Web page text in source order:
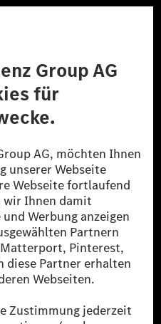
Rechte vorbehalten.
Benz Group durch
werden.
Bestandteil von MB.CHARGE
China. Sofern an der jeweiligen
Energien vorliegt,
Diese stellen
Public eine äquivalente
ins Stromnetz eingespeist wird.
und Solarkraftanlagen, die jünger
dem vorgeschriebenen
Light vehicles Test